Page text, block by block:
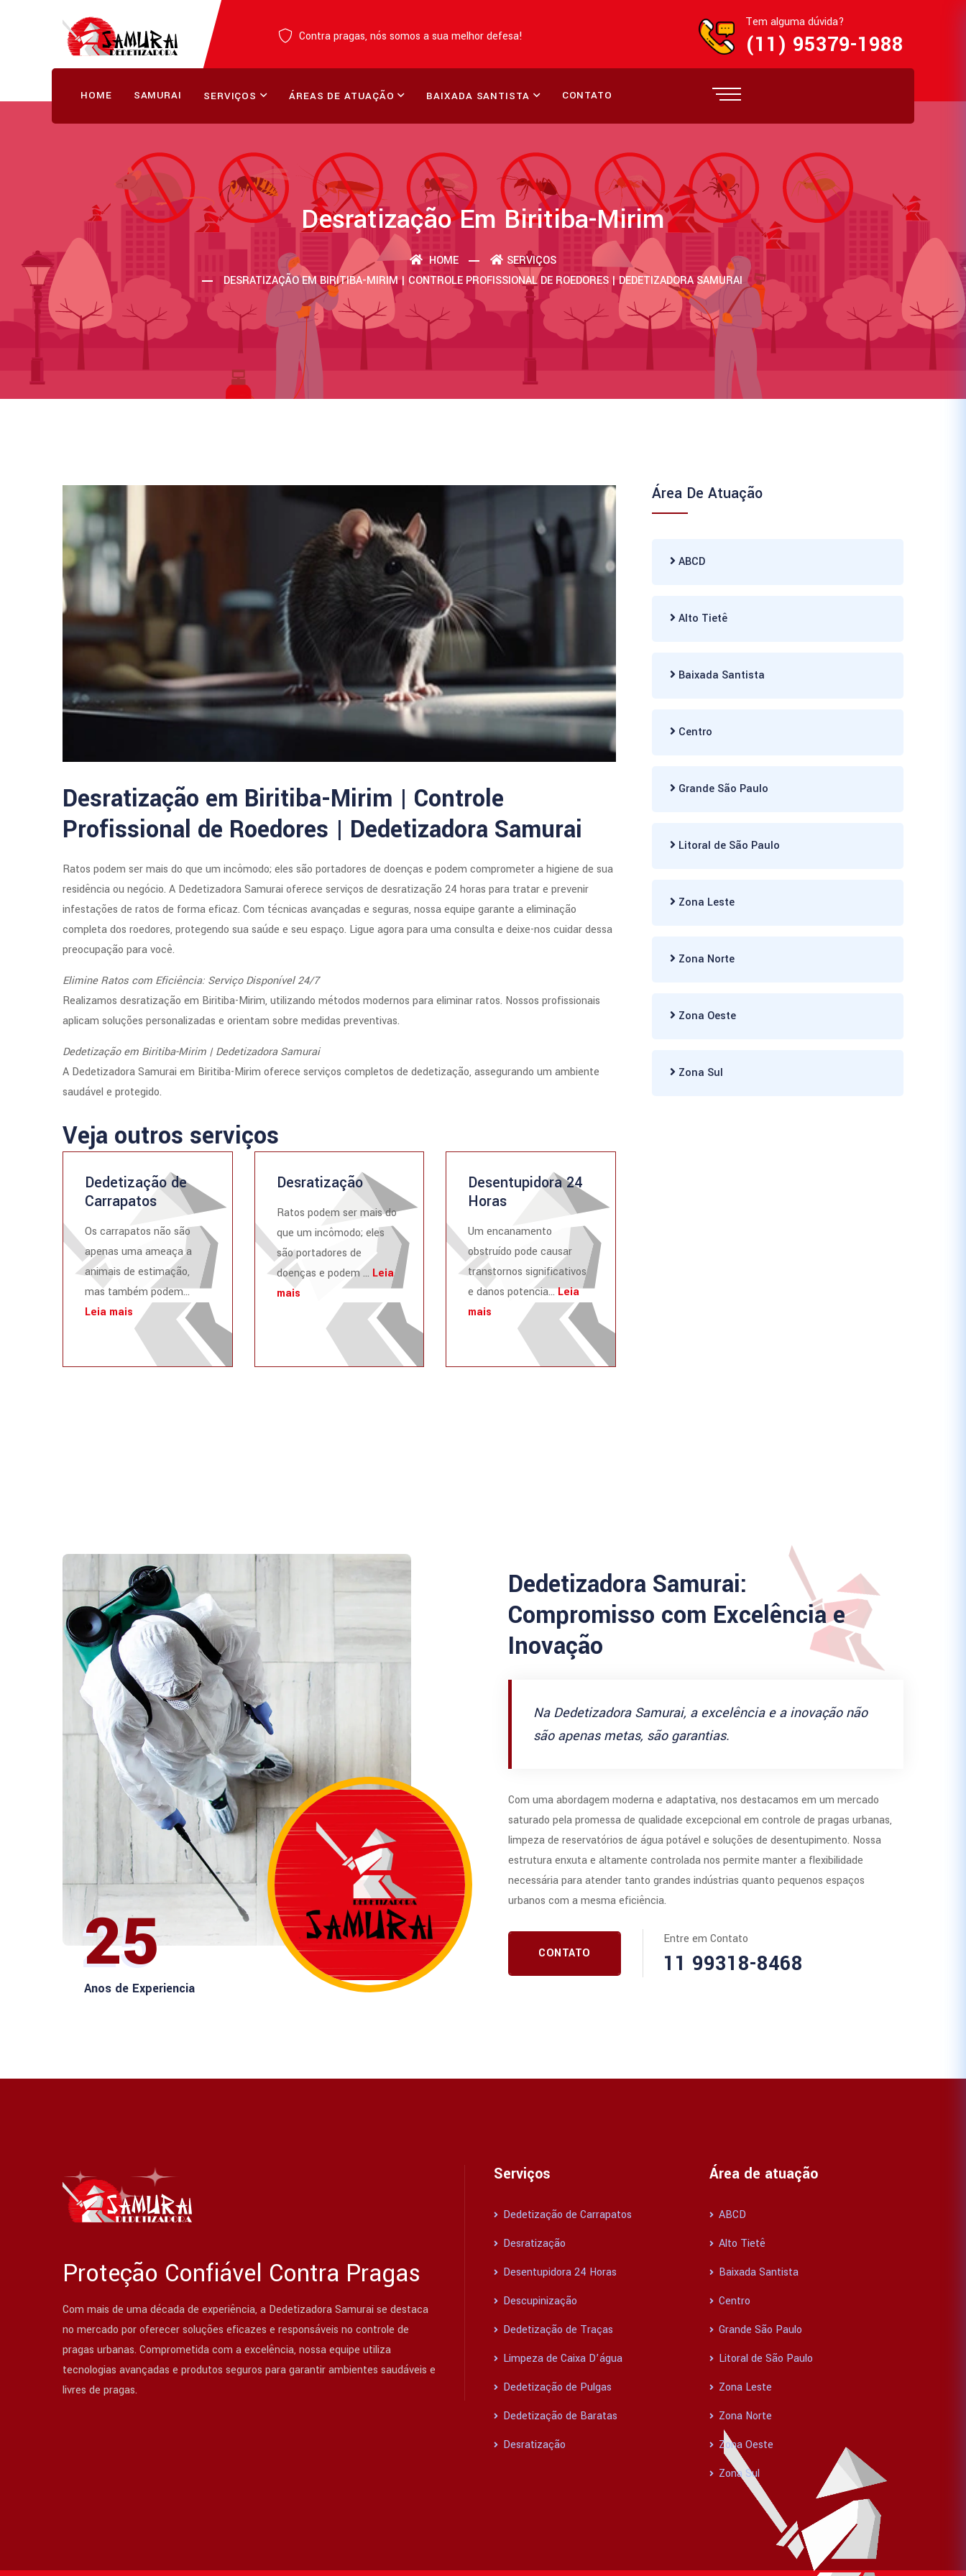
Contra pragas, nós somos a sua melhor defesa!
Tem alguma dúvida?
(11) 95379-1988
HOME SAMURAI SERVIÇOS ÁREAS DE ATUAÇÃO BAIXADA SANTISTA CONTATO
Desratização Em Biritiba-Mirim
HOME
SERVIÇOS
DESRATIZAÇÃO EM BIRITIBA-MIRIM | CONTROLE PROFISSIONAL DE ROEDORES | DEDETIZADORA SAMURAI
Desratização em Biritiba-Mirim | Controle
Profissional de Roedores | Dedetizadora Samurai
Ratos podem ser mais do que um incômodo; eles são portadores de doenças e podem comprometer a higiene de sua
residência ou negócio. A Dedetizadora Samurai oferece serviços de desratização 24 horas para tratar e prevenir
infestações de ratos de forma eficaz. Com técnicas avançadas e seguras, nossa equipe garante a eliminação
completa dos roedores, protegendo sua saúde e seu espaço. Ligue agora para uma consulta e deixe-nos cuidar dessa
preocupação para você.
Elimine Ratos com Eficiência: Serviço Disponível 24/7
Realizamos desratização em Biritiba-Mirim, utilizando métodos modernos para eliminar ratos. Nossos profissionais
aplicam soluções personalizadas e orientam sobre medidas preventivas.
Dedetização em Biritiba-Mirim | Dedetizadora Samurai
A Dedetizadora Samurai em Biritiba-Mirim oferece serviços completos de dedetização, assegurando um ambiente
saudável e protegido.
Veja outros serviços
Dedetização de
Carrapatos
Os carrapatos não são
apenas uma ameaça a
animais de estimação,
mas também podem...
Leia mais
Desratização
Ratos podem ser mais do
que um incômodo; eles
são portadores de
doenças e podem ... Leia
mais
Desentupidora 24
Horas
Um encanamento
obstruído pode causar
transtornos significativos
e danos potencia...Leia
mais
Área De Atuação
ABCD
Alto Tietê
Baixada Santista
Centro
Grande São Paulo
Litoral de São Paulo
Zona Leste
Zona Norte
Zona Oeste
Zona Sul
25
Anos de Experiencia
Dedetizadora Samurai:
Compromisso com Excelência e
Inovação
Na Dedetizadora Samurai, a excelência e a inovação não
são apenas metas, são garantias.
Com uma abordagem moderna e adaptativa, nos destacamos em um mercado
saturado pela promessa de qualidade excepcional em controle de pragas urbanas,
limpeza de reservatórios de água potável e soluções de desentupimento. Nossa
estrutura enxuta e altamente controlada nos permite manter a flexibilidade
necessária para atender tanto grandes indústrias quanto pequenos espaços
urbanos com a mesma eficiência.
CONTATO
Entre em Contato
11 99318-8468
Proteção Confiável Contra Pragas
Com mais de uma década de experiência, a Dedetizadora Samurai se destaca
no mercado por oferecer soluções eficazes e responsáveis no controle de
pragas urbanas. Comprometida com a excelência, nossa equipe utiliza
tecnologias avançadas e produtos seguros para garantir ambientes saudáveis e
livres de pragas.
Serviços
Dedetização de Carrapatos
Desratização
Desentupidora 24 Horas
Descupinização
Dedetização de Traças
Limpeza de Caixa D’água
Dedetização de Pulgas
Dedetização de Baratas
Desratização
Área de atuação
ABCD
Alto Tietê
Baixada Santista
Centro
Grande São Paulo
Litoral de São Paulo
Zona Leste
Zona Norte
Zona Oeste
Zona Sul